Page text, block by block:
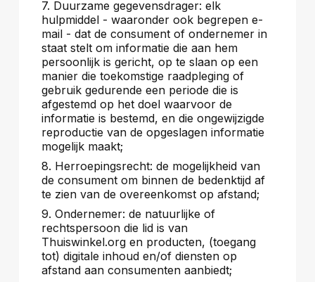
7. Duurzame gegevensdrager: elk
hulpmiddel - waaronder ook begrepen e-
mail - dat de consument of ondernemer in
staat stelt om informatie die aan hem
persoonlijk is gericht, op te slaan op een
manier die toekomstige raadpleging of
gebruik gedurende een periode die is
afgestemd op het doel waarvoor de
informatie is bestemd, en die ongewijzigde
reproductie van de opgeslagen informatie
mogelijk maakt;
8. Herroepingsrecht: de mogelijkheid van
de consument om binnen de bedenktijd af
te zien van de overeenkomst op afstand;
9. Ondernemer: de natuurlijke of
rechtspersoon die lid is van
Thuiswinkel.org en producten, (toegang
tot) digitale inhoud en/of diensten op
afstand aan consumenten aanbiedt;